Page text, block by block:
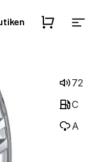
72
C
A